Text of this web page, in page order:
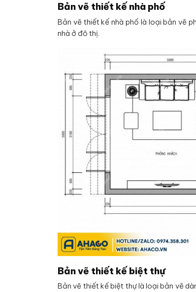
Bản vẽ thiết kế nhà phố
Bản vẽ thiết kế nhà phố là loại bản vẽ
nhà ở đô thị.
Bản vẽ thiết kế biệt thự
Bản vẽ thiết kế biệt thự là loại bản vẽ